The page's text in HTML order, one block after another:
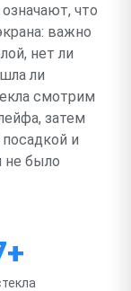
что
важно
нет ли
ли
смотрим
затем
и
не было